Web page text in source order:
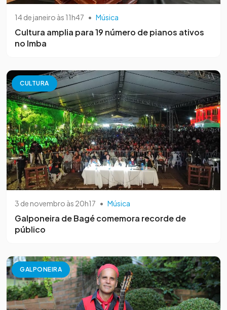
14 de janeiro às 11h47 • Música
Cultura amplia para 19 número de pianos ativos
no Imba
CULTURA
3 de novembro às 20h17 • Música
Galponeira de Bagé comemora recorde de
público
GALPONEIRA